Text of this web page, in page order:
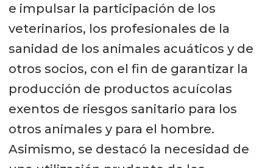
e impulsar la participación de los
veterinarios, los profesionales de la
sanidad de los animales acuáticos y de
otros socios, con el fin de garantizar la
producción de productos acuícolas
exentos de riesgos sanitario para los
otros animales y para el hombre.
Asimismo, se destacó la necesidad de